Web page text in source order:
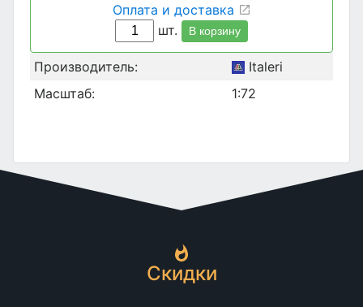
Оплата и доставка
шт.
В корзину
Производитель:
Italeri
Масштаб:
1:72
Скидки